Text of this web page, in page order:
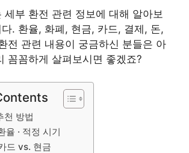
세부 환전 관련 정보에 대해 알아보
다. 환율, 화폐, 현금, 카드, 결제, 돈,
전 관련 내용이 궁금하신 분들은 아
꼼꼼하게 살펴보시면 좋겠죠?
천 방법
율 · 적정 시기
드 vs. 현금